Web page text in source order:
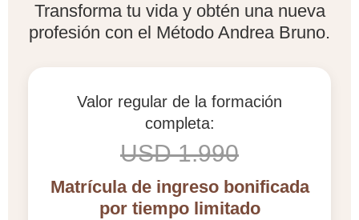
Transforma tu vida y obtén una nueva
profesión con el Método Andrea Bruno.
Valor regular de la formación
completa:
USD 1.990
Matrícula de ingreso bonificada
por tiempo limitado